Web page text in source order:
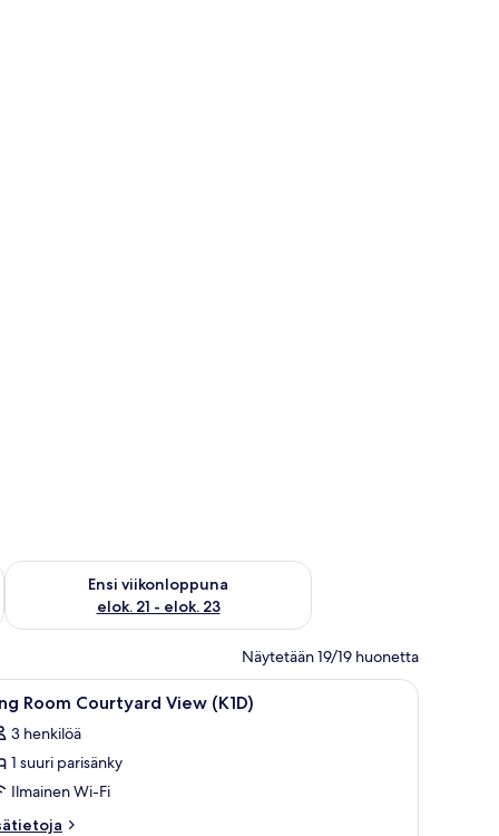
14 - elok. 16
Ensi viikonloppuna
elok. 21 - elok. 23
Tarkista ensi viikonlopun saatavuus elok. 21 - elok. 23
Näytetään 19/19 huonetta
jossa on televisio, tuoli ja pieni pöytä.Allergiatestatut vuodevaatteet, tallelokero
5 Room Courtyard View (K1D)
3 henkilöä
1 suuri parisänky
Ilmainen Wi-Fi